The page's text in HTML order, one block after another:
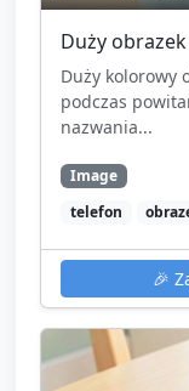
Duży
Duży kolorowy
podczas
nazwania...
Image
telefon
🎉